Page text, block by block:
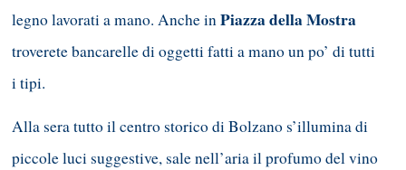
legno lavorati a mano. Anche in Piazza della Mostra
troverete bancarelle di oggetti fatti a mano un po’ di tutti
i tipi.
Alla sera tutto il centro storico di Bolzano s’illumina di
piccole luci suggestive, sale nell’aria il profumo del vino